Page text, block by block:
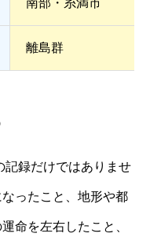
南部・糸満市
離島群
記録だけではありませ
ったこと、地形や都
命を左右したこと、